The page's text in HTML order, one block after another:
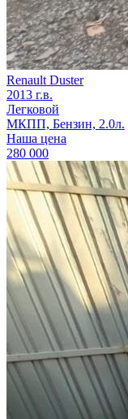
Renault Duster
2013 г.в.
Легковой
МКПП, Бензин, 2.0л.
Наша цена
280 000